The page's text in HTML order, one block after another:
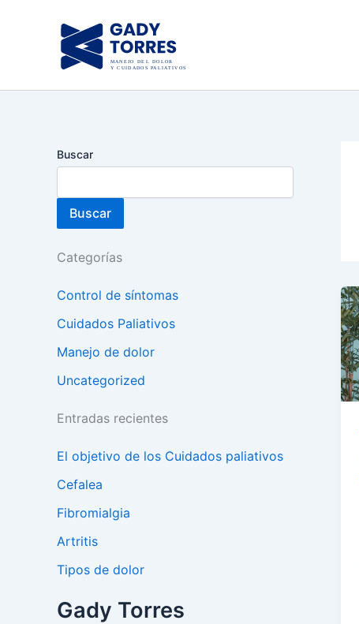
Buscar
Buscar
Categorías
Control de síntomas
Cuidados Paliativos
Manejo de dolor
Uncategorized
Entradas recientes
El objetivo de los Cuidados paliativos
Cefalea
Fibromialgia
Artritis
Tipos de dolor
Gady Torres